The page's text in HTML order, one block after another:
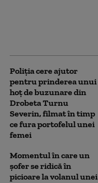
Poliția cere ajutor
pentru prinderea unui
hoț de buzunare din
Drobeta Turnu
Severin, filmat în timp
ce fura portofelul unei
femei
Momentul în care un
șofer se ridică în
picioare la volanul unei